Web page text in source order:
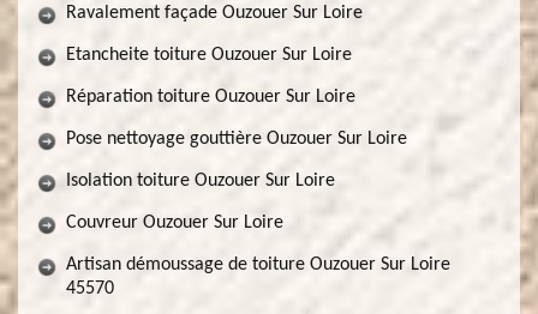
Ravalement façade Ouzouer Sur Loire
Etancheite toiture Ouzouer Sur Loire
Réparation toiture Ouzouer Sur Loire
Pose nettoyage gouttière Ouzouer Sur Loire
Isolation toiture Ouzouer Sur Loire
Couvreur Ouzouer Sur Loire
Artisan démoussage de toiture Ouzouer Sur Loire
45570